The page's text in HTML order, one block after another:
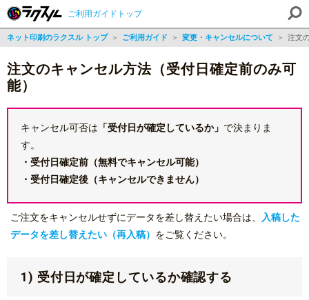
ご利用ガイドトップ
ネット印刷のラクスル トップ ＞ ご利用ガイド ＞ 変更・キャンセルについて ＞ 注文
注文のキャンセル方法（受付日確定前のみ可
能）
キャンセル可否は 「受付日が確定しているか」 で決まりま
す。
・受付日確定前（無料でキャンセル可能）
・受付日確定後（キャンセルできません）
ご注文をキャンセルせずにデータを差し替えたい場合は、
入稿した
データを差し替えたい（再入稿） をご覧ください。
1) 受付日が確定しているか確認する